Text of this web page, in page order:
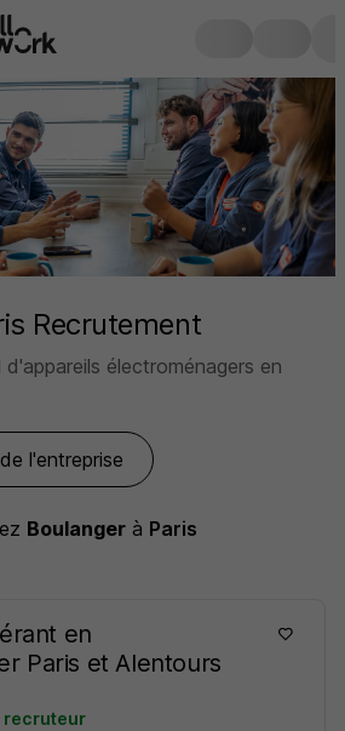
Recrutement
électroménagers en
l'entreprise
Boulanger à Paris
en
Paris et Alentours
recruteur